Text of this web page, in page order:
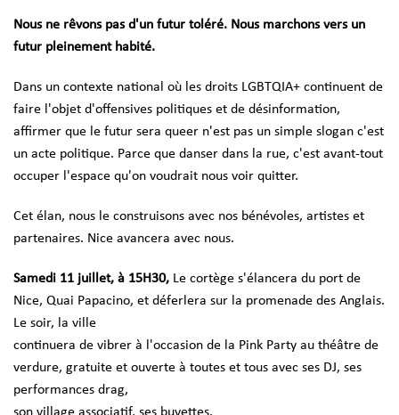
Nous ne rêvons pas d'un futur toléré. Nous marchons vers un
futur pleinement habité.
Dans un contexte national où les droits LGBTQIA+ continuent de
faire l'objet d'offensives politiques et de désinformation,
affirmer que le futur sera queer n'est pas un simple slogan c'est
un acte politique. Parce que danser dans la rue, c'est avant-tout
occuper l'espace qu'on voudrait nous voir quitter.
Cet élan, nous le construisons avec nos bénévoles, artistes et
partenaires. Nice avancera avec nous.
Samedi 11 juillet, à 15H30, Le cortège s'élancera du port de
Nice, Quai Papacino, et déferlera sur la promenade des Anglais.
Le soir, la ville
continuera de vibrer à l'occasion de la Pink Party au théâtre de
verdure, gratuite et ouverte à toutes et tous avec ses DJ, ses
performances drag,